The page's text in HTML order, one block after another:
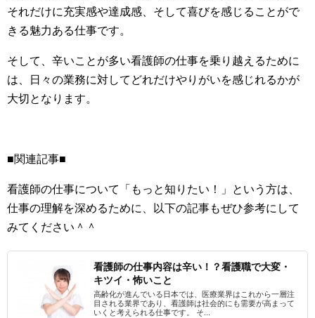
それだけに充実感や達成感、そして喜びを感じることがで
きる魅力ある仕事です。
そして、辛いことが多い看護師の仕事を乗り越えるために
は、日々の業務に対してどれだけやりがいを感じれるかが
大切となります。
■関連記事■
看護師の仕事について「もっと知りたい！」という方は、
仕事の理解を深めるために、以下の記事もぜひ参考にして
みてください＾＾
看護師の仕事内容は辛い！？看護職で大変・
キツイ・怖いこと
高齢化が進んでいる日本では、医療業界はこれから一層注
目される業界であり、看護師は社会的にも需要が高まって
いくと考えられる仕事です。 そ...